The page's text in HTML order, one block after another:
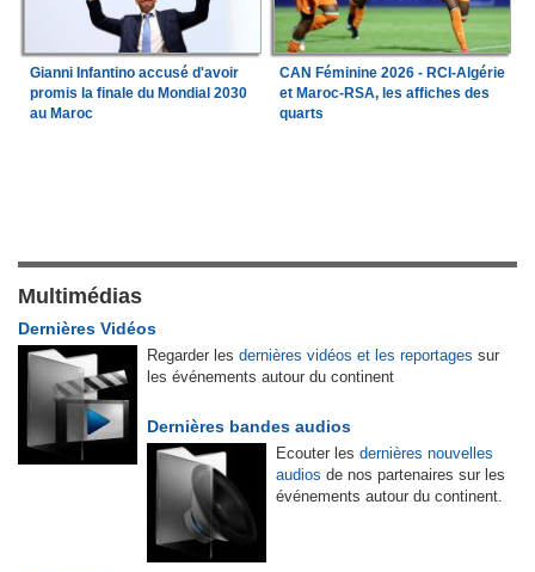
Gianni Infantino accusé d'avoir
promis la finale du Mondial 2030
au Maroc
CAN Féminine 2026 - RCI-Algérie
et Maroc-RSA, les affiches des
quarts
Multimédias
Dernières Vidéos
Regarder les dernières vidéos et les reportages sur
les événements autour du continent
Dernières bandes audios
Ecouter les dernières nouvelles
audios de nos partenaires sur les
événements autour du continent.